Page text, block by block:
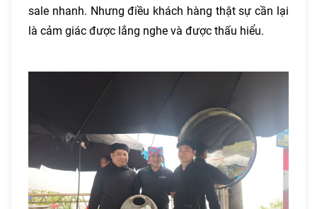
sale nhanh. Nhưng điều khách hàng thật sự cần lại
là cảm giác được lắng nghe và được thấu hiểu.